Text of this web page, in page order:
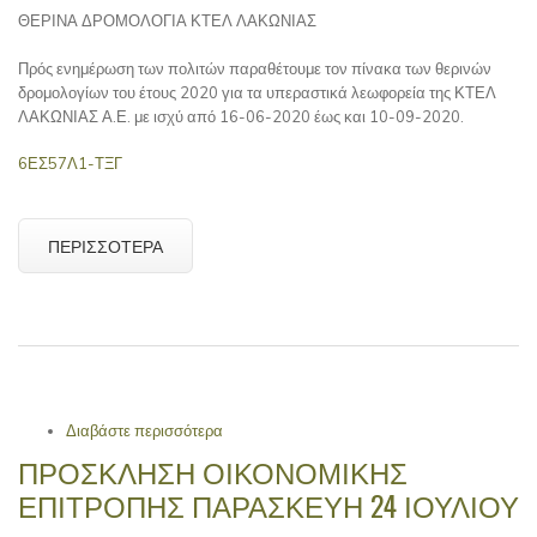
ΕΠΙΚΙΝΔΥΝΟΤΗΤΑΣ 4 ΚΑΙ 5 ΣΥΜΦΩΝΑ ΜΕ
ΘΕΡΙΝΑ ΔΡΟΜΟΛΟΓΙΑ ΚΤΕΛ ΛΑΚΩΝΙΑΣ
Πρός ενημέρωση των πολιτών παραθέτουμε τον πίνακα των θερινών
δρομολογίων του έτους 2020 για τα υπεραστικά λεωφορεία της ΚΤΕΛ
ΛΑΚΩΝΙΑΣ Α.Ε. με ισχύ από 16-06-2020 έως και 10-09-2020.
6ΕΣ57Λ1-ΤΞΓ
ΠΕΡΙΣΣΌΤΕΡΑ
Διαβάστε περισσότερα
ΠΡΟΣΚΛΗΣΗ ΟΙΚΟΝΟΜΙΚΗΣ
ΕΠΙΤΡΟΠΗΣ ΠΑΡΑΣΚΕΥΗ 24 ΙΟΥΛΙΟΥ